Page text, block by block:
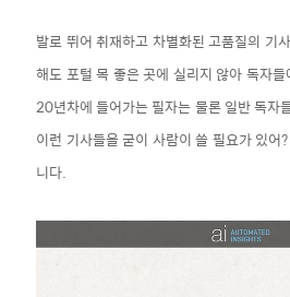
발로 뛰어 취재하고 차별화된 고품질의 기
해도 포털 목 좋은 곳에 실리지 않아 독자
20년차에 들어가는 필자는 물론 일반 독자
이런 기사들을 굳이 사람이 쓸 필요가 있
니다.